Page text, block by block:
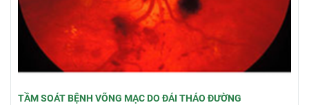
TẦM SOÁT BỆNH VÕNG MẠC DO ĐÁI THÁO ĐƯỜNG